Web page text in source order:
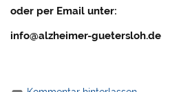
oder per Email unter:
info@alzheimer-guetersloh.de